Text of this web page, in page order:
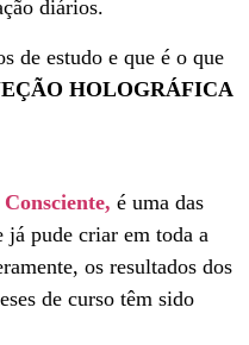
diários.
de estudo e que é o que
HOLOGRÁFICA
é uma das
já pude criar em toda a
os resultados dos
de curso têm sido